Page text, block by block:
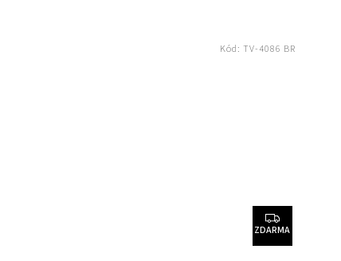
ZDARMA
Kód: TV-4086 BR